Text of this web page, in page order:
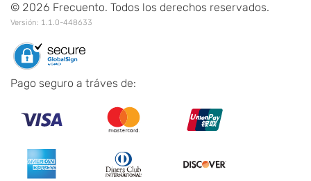
© 2026 Frecuento. Todos los derechos reservados.
Versión: 1.1.0-448633
Pago seguro a tráves de: